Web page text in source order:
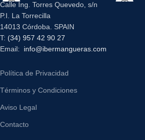
Calle Ing. Torres Quevedo, s/n
P.I. La Torrecilla
14013 Córdoba. SPAIN
T: (34) 957 42 90 27
Email: info@ibermangueras.com
Política de Privacidad
Términos y Condiciones
Aviso Legal
Contacto